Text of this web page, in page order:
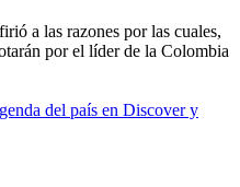
a las razones por las cuales,
por el líder de la Colombia
del país en Discover y